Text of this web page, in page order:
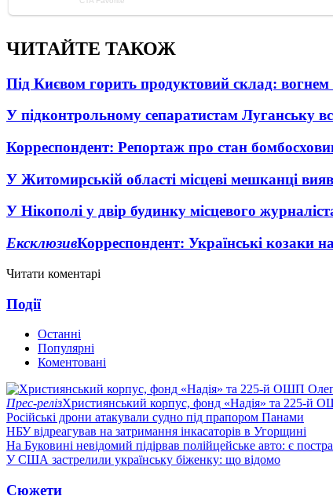
ЧИТАЙТЕ ТАКОЖ
Під Києвом горить продуктовий склад:
У підконтрольному сепаратистам Луганську
Корреспондент: Репортаж про стан
У Житомирській області місцеві мешканці
У Нікополі у двір будинку місцевого
ЕксклюзивКорреспондент: Українські козаки
Читати коментарі
Події
Останні
Популярні
Коментовані
Прес-релізХристиянський корпус, фонд «Надія» та 225-й
Російські дрони атакували судно під прапором Панами
НБУ відреагував на затримання інкасаторів в Угорщині
На Буковині невідомий підірвав полійцейське авто: є
У США застрелили українську біженку: що відомо
Сюжети